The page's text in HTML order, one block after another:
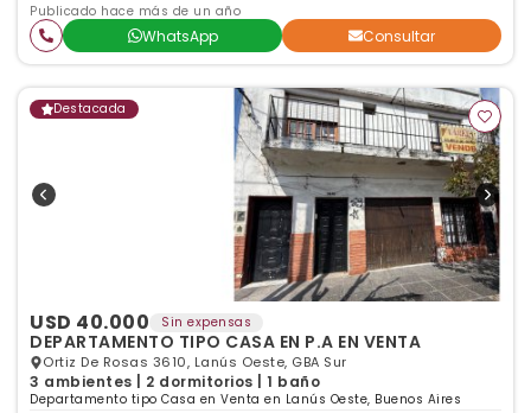
Publicado hace más de un año
WhatsApp Consultar
Destacada
USD 40.000 Sin expensas
DEPARTAMENTO TIPO CASA EN P.A EN VENTA
Ortiz De Rosas 3610, Lanús Oeste, GBA Sur
3 ambientes | 2 dormitorios | 1 baño
Departamento tipo Casa en Venta en Lanús Oeste, Buenos Aires